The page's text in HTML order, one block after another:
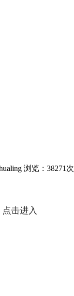
浏览：38271次
击进入